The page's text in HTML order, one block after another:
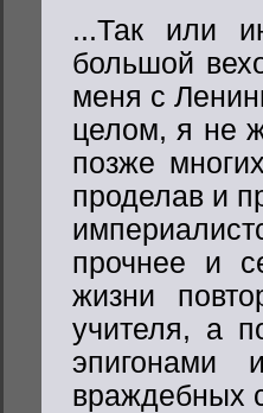
...Так или
большой
меня с
целом, я не
позже
проделав и
прочнее и
жизни
учителя, а
эпигонами
враждебных